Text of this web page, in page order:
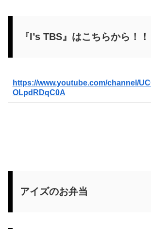
『I’s TBS』はこちらから！！
https://www.youtube.com/channel/
OLpdRDqC0A
アイズのお弁当